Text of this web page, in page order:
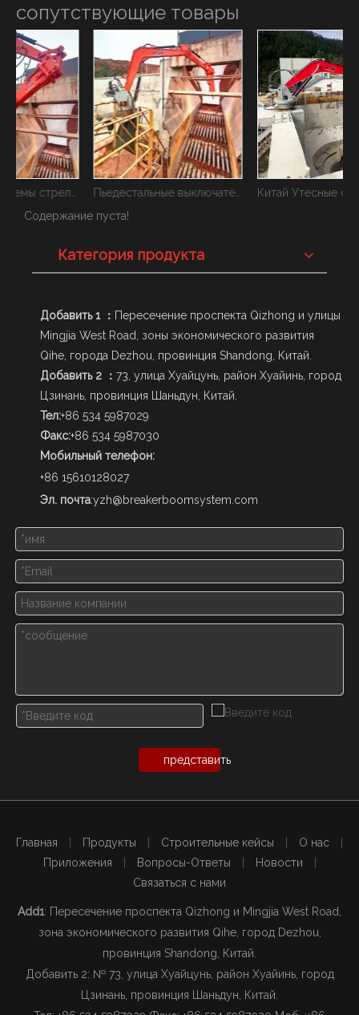
сопутствующие товары
Пьедестальные выключатели системы Китай Утесные системы для гидального завода
Содержание пуста!
Категория продукта
Добавить 1 ： Пересечение проспекта Qizhong и улицы
Mingjia West Road, зоны экономического развития
Qihe, города Dezhou, провинция Shandong, Китай.
Добавить 2 ： 73, улица Хуайцунь, район Хуайинь, город
Цзинань, провинция Шаньдун, Китай.
Тел:+86 534 5987029
Факс:+86 534 5987030
Мобильный телефон:
+86 15610128027
Эл. почта:yzh@breakerboomsystem.com
представить
Главная Продукты Строительные кейсы О нас
Приложения
Вопросы-Ответы Новости
Связаться с нами
Add1: Пересечение проспекта Qizhong и Mingjia West Road,
зона экономического развития Qihe, город Dezhou,
провинция Shandong, Китай.
Добавить 2: № 73, улица Хуайцунь, район Хуайинь, город
Цзинань, провинция Шаньдун, Китай.